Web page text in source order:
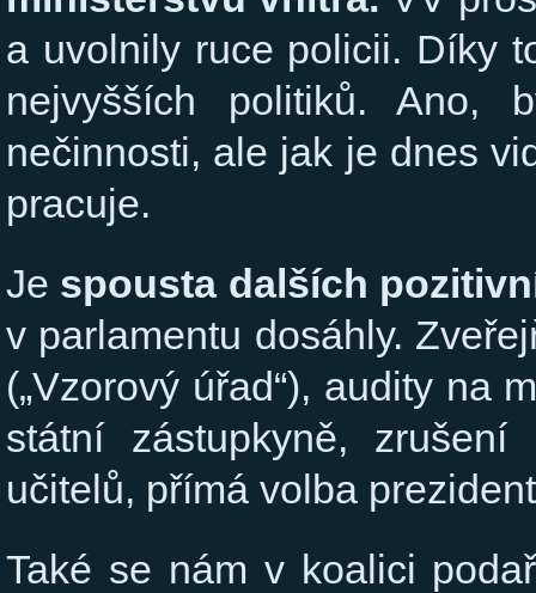
a uvolnily ruce policii. Díky
nejvyšších politiků. Ano,
nečinnosti, ale jak je dnes
pracuje.
Je spousta dalších
v parlamentu dosáhly.
(„Vzorový úřad“), audity na
státní zástupkyně,
učitelů, přímá volba
Také se nám v koalici